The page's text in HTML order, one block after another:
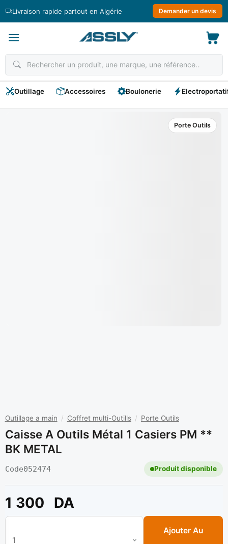
Livraison rapide partout en Algérie Demander un devis
Outillage Accessoires Boulonerie
Porte Outils
Outillage a main / Coffret multi-Outills / Porte Outils
Caisse A Outils Métal 1 Casiers PM **
BK METAL
Code052474 Produit disponible
1 300 DA
quantité de Caisse a outils métal 1 casiers PM ** BK METAL
Ajouter Au